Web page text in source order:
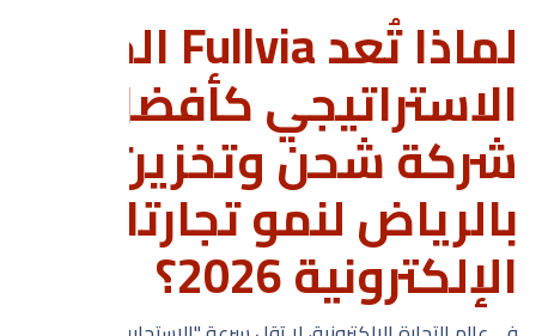
لماذا تُعد Fullvia الخيار
الاستراتيجي كأفضل
شركة شحن وتخزين
بالرياض لنمو تجارتك
الإلكترونية 2026؟